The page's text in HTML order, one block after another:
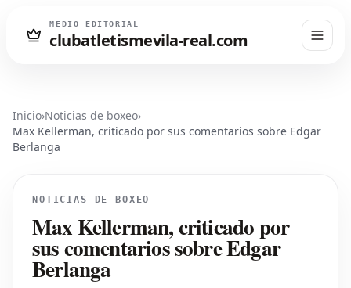
MEDIO EDITORIAL
clubatletismevila-real.com
Inicio›Noticias de boxeo›
Max Kellerman, criticado por sus comentarios sobre Edgar
Berlanga
NOTICIAS DE BOXEO
Max Kellerman, criticado por
sus comentarios sobre Edgar
Berlanga